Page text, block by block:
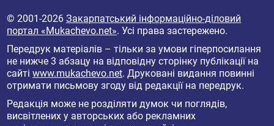
© 2001-2026Закарпатський інформаційно-діловий
портал «Mukachevo.net». Усі права застережено.
Передрук матеріалів – тільки за умови гіперпосилання
не нижче 3 абзацу на відповідну сторінку публікації на
сайтіwww.mukachevo.net. Друковані видання повинні
отримати письмову згоду від редакції на передрук.
Редакція може не розділяти думок чи поглядів,
висвітлених у авторських або рекламних